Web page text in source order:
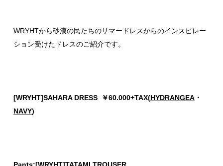
WRYHTから砂漠の民たちのサマードレスからのインスピレー
ション受けたドレスのご紹介です。
[WRYHT]SAHARA DRESS ￥60.000+TAX(HYDRANGEA ・
NAVY)